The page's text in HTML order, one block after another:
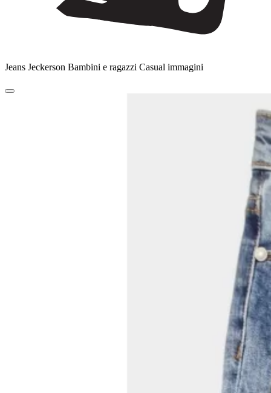
Jeans Jeckerson Bambini e ragazzi Casual immagini